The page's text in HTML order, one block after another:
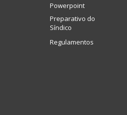
Powerpoint
Preparativo do
Síndico
Regulamentos